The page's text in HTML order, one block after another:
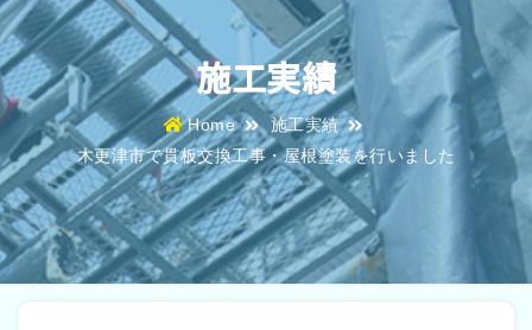
施工実績
Home
施工実績
木更津市で貫板交換工事・屋根塗装を行いました